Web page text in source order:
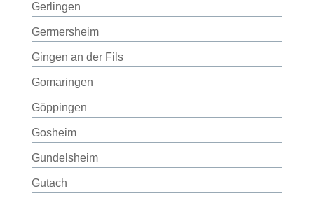
Gerlingen
Germersheim
Gingen an der Fils
Gomaringen
Göppingen
Gosheim
Gundelsheim
Gutach